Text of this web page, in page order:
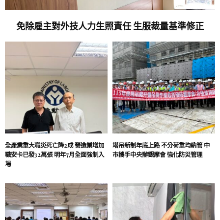
免除雇主對外技人力生照責任 生服裁量基準修正
全產業重大職災死亡降2成 營造業增加
職安卡已發32萬張 明年7月全面強制入
場
塔吊新制年底上路 不分荷重均納管 中
市攜手中央辦觀摩會 強化防災管理